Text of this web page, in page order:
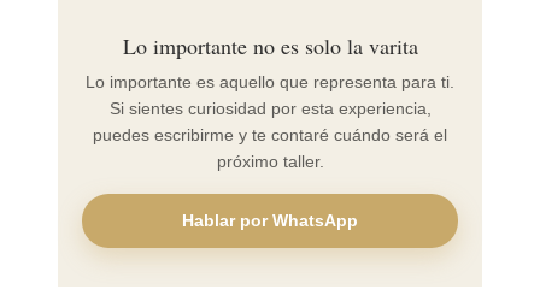
Lo importante no es solo la varita
Lo importante es aquello que representa para ti.
Si sientes curiosidad por esta experiencia,
puedes escribirme y te contaré cuándo será el
próximo taller.
Hablar por WhatsApp